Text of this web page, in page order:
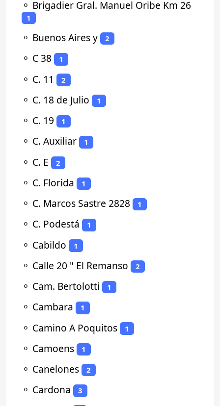
⚬ Brigadier Gral. Manuel Oribe Km 26
1
⚬ Buenos Aires y 2
⚬ C 38 1
⚬ C. 11 2
⚬ C. 18 de Julio 1
⚬ C. 19 1
⚬ C. Auxiliar 1
⚬ C. E 2
⚬ C. Florida 1
⚬ C. Marcos Sastre 2828 1
⚬ C. Podestá 1
⚬ Cabildo 1
⚬ Calle 20 " El Remanso 2
⚬ Cam. Bertolotti 1
⚬ Cambara 1
⚬ Camino A Poquitos 1
⚬ Camoens 1
⚬ Canelones 2
⚬ Cardona 3